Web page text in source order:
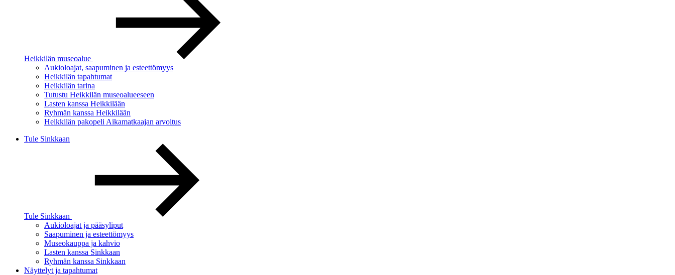
Heikkilän museoalue
Aukioloajat, saapuminen ja esteettömyys
Heikkilän tapahtumat
Heikkilän tarina
Tutustu Heikkilän museoalueeseen
Lasten kanssa Heikkilään
Ryhmän kanssa Heikkilään
Heikkilän pakopeli Aikamatkaajan arvoitus
Tule Sinkkaan
Tule Sinkkaan
Aukioloajat ja pääsyliput
Saapuminen ja esteettömyys
Museokauppa ja kahvio
Lasten kanssa Sinkkaan
Ryhmän kanssa Sinkkaan
Näyttelyt ja tapahtumat